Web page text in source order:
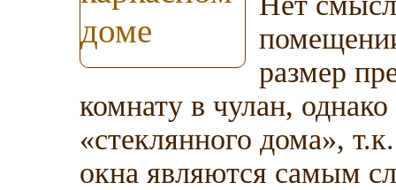
размер
комнату в чулан,
«стеклянного дома»,
окна являются самым